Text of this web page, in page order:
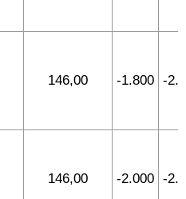
146,00 -1.800 -
146,00 -2.000 -